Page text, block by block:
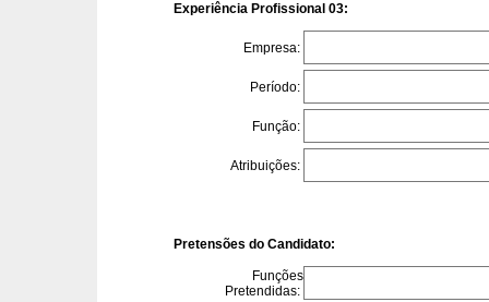
Experiência Profissional 03:
Empresa:
Período:
Função:
Atribuições:
Pretensões do Candidato:
Funções
Pretendidas: